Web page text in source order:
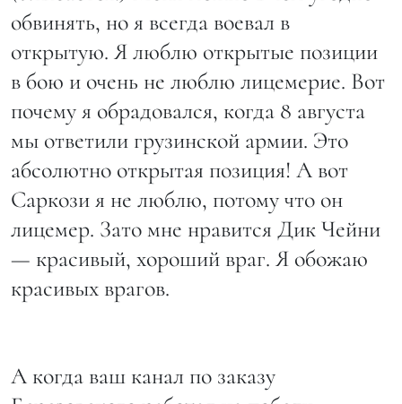
обвинять, но я всегда воевал в
открытую. Я люблю открытые позиции
в бою и очень не люблю лицемерие. Вот
почему я обрадовался, когда 8 августа
мы ответили грузинской армии. Это
абсолютно открытая позиция! А вот
Саркози я не люблю, потому что он
лицемер. Зато мне нравится Дик Чейни
— красивый, хороший враг. Я обожаю
красивых врагов.
А когда ваш канал по заказу